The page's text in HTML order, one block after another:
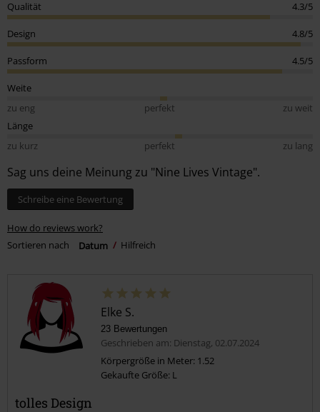
Qualität
4.3/5
Design 4.8/5
Passform 4.5/5
Weite
zu eng
perfekt
zu weit
Länge
zu kurz
perfekt zu lang
Sag uns deine Meinung zu "Nine Lives Vintage".
Schreibe eine Bewertung
How do reviews work?
Sortieren nach
Datum Hilfreich
Elke S.
23 Bewertungen
Geschrieben am: Dienstag, 02.07.2024
Körpergröße in Meter: 1.52
Gekaufte Größe: L
tolles Design